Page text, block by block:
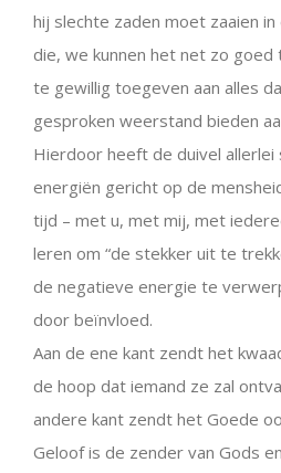
hij slechte zaden moet zaaien
die, we kunnen het net zo
te gewillig toegeven aan alles
gesproken weerstand bieden
Hierdoor heeft de duivel
energiën gericht op de
tijd – met u, met mij, met
leren om “de stekker uit te
de negatieve energie te
door beïnvloed.
Aan de ene kant zendt het
de hoop dat iemand ze zal
andere kant zendt het Goede
Geloof is de zender van Gods